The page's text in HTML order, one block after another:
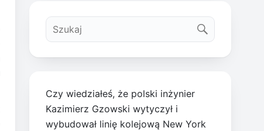
Czy wiedziałeś, że polski inżynier
Kazimierz Gzowski wytyczył i
wybudował linię kolejową New York